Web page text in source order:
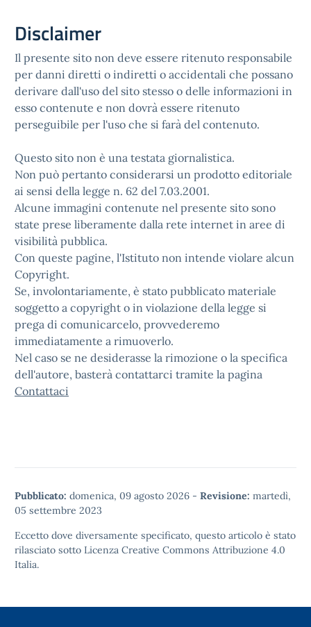
Disclaimer
Il presente sito non deve essere ritenuto responsabile
per danni diretti o indiretti o accidentali che possano
derivare dall'uso del sito stesso o delle informazioni in
esso contenute e non dovrà essere ritenuto
perseguibile per l'uso che si farà del contenuto.
Questo sito non è una testata giornalistica.
Non può pertanto considerarsi un prodotto editoriale
ai sensi della legge n. 62 del 7.03.2001.
Alcune immagini contenute nel presente sito sono
state prese liberamente dalla rete internet in aree di
visibilità pubblica.
Con queste pagine, l'Istituto non intende violare alcun
Copyright.
Se, involontariamente, è stato pubblicato materiale
soggetto a copyright o in violazione della legge si
prega di comunicarcelo, provvederemo
immediatamente a rimuoverlo.
Nel caso se ne desiderasse la rimozione o la specifica
dell'autore, basterà contattarci tramite la pagina
Contattaci
Pubblicato: domenica, 09 agosto 2026 - Revisione: martedì,
05 settembre 2023
Eccetto dove diversamente specificato, questo articolo è stato
rilasciato sotto Licenza Creative Commons Attribuzione 4.0
Italia.